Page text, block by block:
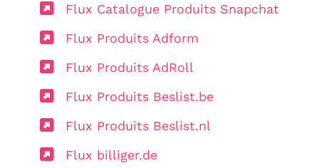
Flux Catalogue Produits Snapchat
Flux Produits Adform
Flux Produits AdRoll
Flux Produits Beslist.be
Flux Produits Beslist.nl
Flux billiger.de